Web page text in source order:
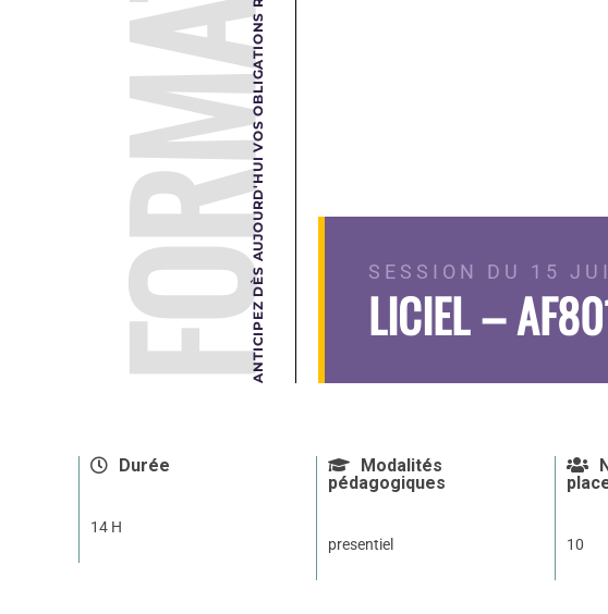
SESSION DU 15
LICIEL –
Durée
14 H
Modalités
pédagogiques
presentiel 10